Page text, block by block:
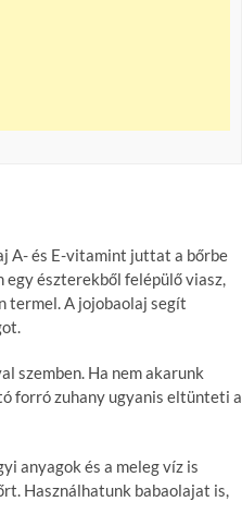
A- és E-vitamint juttat a bőrbe
észterekből felépülő viasz,
termel. A jojobaolaj segít
szemben. Ha nem akarunk
forró zuhany ugyanis eltünteti a
anyagok és a meleg víz is
Használhatunk babaolajat is,